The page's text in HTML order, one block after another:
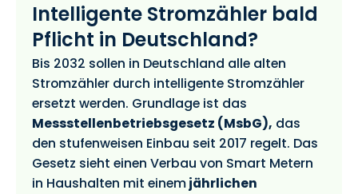
Intelligente Stromzähler bald
Pflicht in Deutschland?
Bis 2032 sollen in Deutschland alle alten
Stromzähler durch intelligente Stromzähler
ersetzt werden. Grundlage ist das
Messstellenbetriebsgesetz (MsbG), das
den stufenweisen Einbau seit 2017 regelt. Das
Gesetz sieht einen Verbau von Smart Metern
in Haushalten mit einemjährlichen